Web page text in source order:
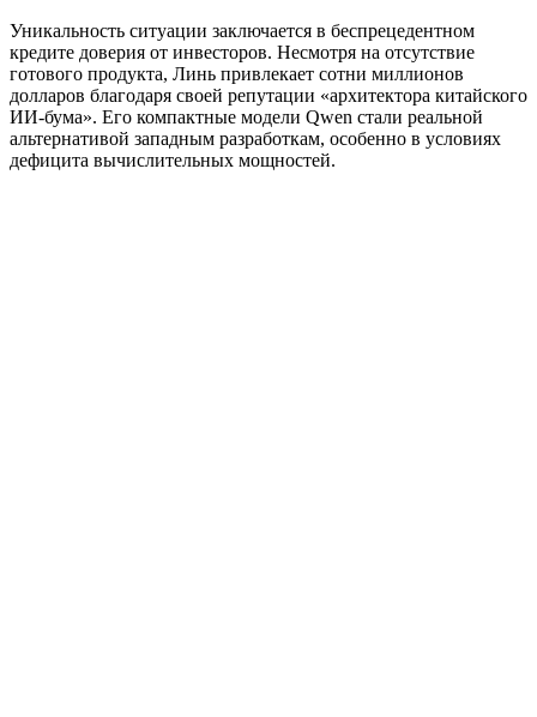
Уникальность ситуации заключается в беспрецедентном
кредите доверия от инвесторов. Несмотря на отсутствие
готового продукта, Линь привлекает сотни миллионов
долларов благодаря своей репутации «архитектора китайского
ИИ-бума». Его компактные модели Qwen стали реальной
альтернативой западным разработкам, особенно в условиях
дефицита вычислительных мощностей.